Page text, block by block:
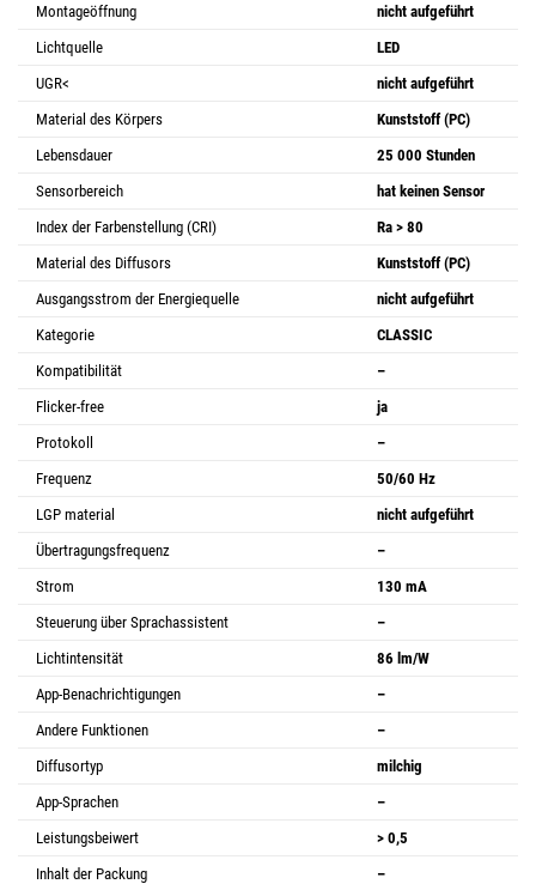
Montageöffnung
nicht aufgeführt
Lichtquelle
LED
UGR<
nicht aufgeführt
Material des Körpers
Kunststoff (PC)
Lebensdauer
25 000 Stunden
Sensorbereich
hat keinen Sensor
Index der Farbenstellung (CRI)
Ra > 80
Material des Diffusors
Kunststoff (PC)
Ausgangsstrom der Energiequelle
nicht aufgeführt
Kategorie
CLASSIC
Kompatibilität
–
Flicker-free
ja
Protokoll
–
Frequenz
50/60 Hz
LGP material
nicht aufgeführt
Übertragungsfrequenz
–
Strom
130 mA
Steuerung über Sprachassistent
–
Lichtintensität
86 lm/W
App-Benachrichtigungen
–
Andere Funktionen
–
Diffusortyp
milchig
App-Sprachen
–
Leistungsbeiwert
> 0,5
Inhalt der Packung
–